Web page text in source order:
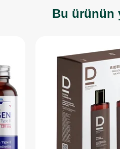
Bu ürünün